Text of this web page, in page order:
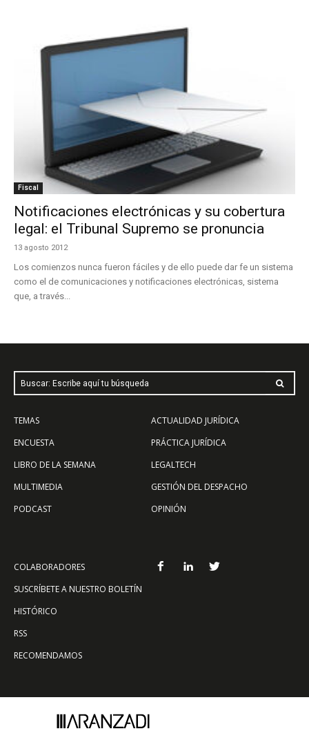
Fiscal
Notificaciones electrónicas y su cobertura
legal: el Tribunal Supremo se pronuncia
13 agosto 2012
Los comienzos nunca fueron fáciles y de ello puede dar fe un sistema
como el de comunicaciones y notificaciones electrónicas, sistema
que, a través...
Buscar: Escribe aquí tu búsqueda
TEMAS
ENCUESTA
LIBRO DE LA SEMANA
MULTIMEDIA
PODCAST
ACTUALIDAD JURÍDICA
PRÁCTICA JURÍDICA
LEGALTECH
GESTIÓN DEL DESPACHO
OPINIÓN
COLABORADORES
SUSCRÍBETE A NUESTRO BOLETÍN
HISTÓRICO
RSS
RECOMENDAMOS